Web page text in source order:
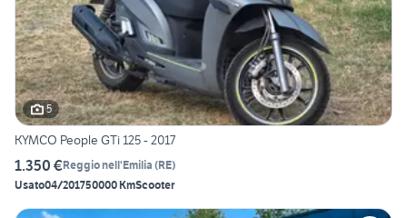
5
KYMCO People GTi 125 - 2017
1.350 €Reggio nell'Emilia (RE)
Usato04/201750000 KmScooter